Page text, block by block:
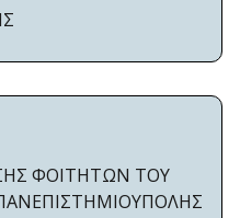
ΦΟΙΤΗΤΩΝ ΤΟΥ